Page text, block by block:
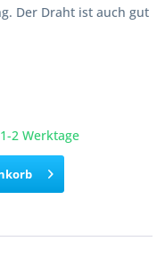
Der Draht ist auch gut
2 Werktage